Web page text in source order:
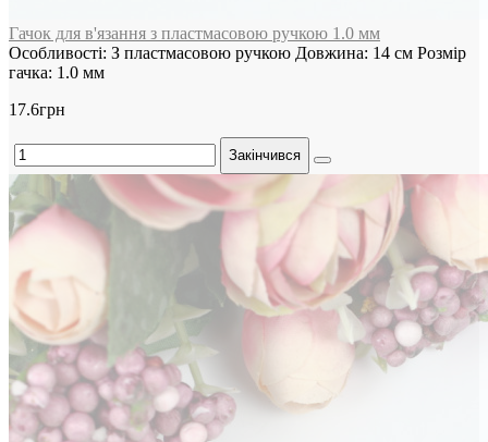
Гачок для в'язання з пластмасовою ручкою 1.0 мм
Особливості: З пластмасовою ручкою Довжина: 14 см Розмір
гачка: 1.0 мм
17.6грн
Закінчився